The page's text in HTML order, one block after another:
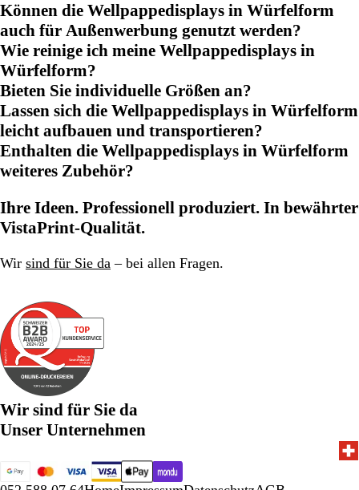
Können die Wellpappedisplays in Würfelform
auch für Außenwerbung genutzt werden?
Wie reinige ich meine Wellpappedisplays in
Würfelform?
Bieten Sie individuelle Größen an?
Lassen sich die Wellpappedisplays in Würfelform
leicht aufbauen und transportieren?
Enthalten die Wellpappedisplays in Würfelform
weiteres Zubehör?
Ihre Ideen. Professionell produziert. In bewährter
VistaPrint-Qualität.
Wir sind für Sie da – bei allen Fragen.
Wir sind für Sie da
Unser Unternehmen